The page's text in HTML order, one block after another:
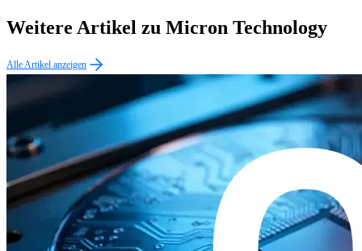
Weitere Artikel zu Micron Technology
Alle Artikel anzeigen